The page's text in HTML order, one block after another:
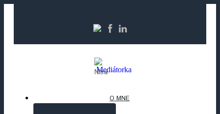
Nitra
O MNE